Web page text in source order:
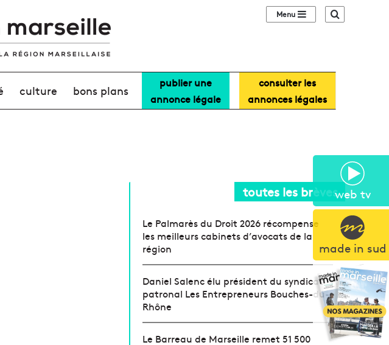
web tv
made in sud
Sidebar (barre
culture bons plans
publier une
annonce légale
consulter les
annonces légales
toutes les brèves
Le Palmarès du Droit 2026 récompense
les meilleurs cabinets d’avocats de la
région
Daniel Salenc élu président du syndicat
patronal Les Entrepreneurs Bouches-du-
Rhône
Le Barreau de Marseille remet 51 500